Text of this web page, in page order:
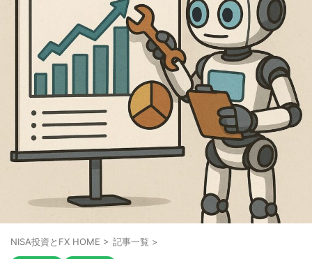
NISA投資とFX HOME > 記事一覧 >